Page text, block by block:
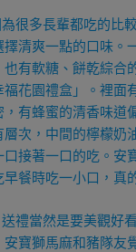
很多長輩都吃的比
清爽一點的口味。
有軟糖、餅乾綜合
花園禮盒」。裡面
有蜂蜜的清香味道
次，中間的檸檬奶
接著一口的吃。安
餐時吃一小口，真
禮當然是要美觀好
寶獅馬麻和豬隊友